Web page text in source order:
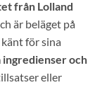
från Lolland
är beläget på
för sina
ingredienser och
eller